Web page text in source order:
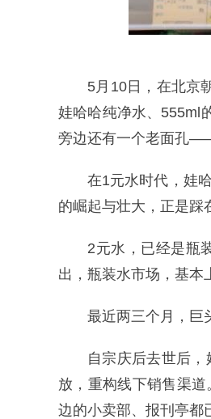
5月10日，在北京
娃哈哈纯净水、555ml
旁边还有一个老面孔
在1元水时代，娃
的崛起与壮大，正是踩
2元水，已经是瓶
出，瓶装水市场，基本
最近两三个月，巨
自宗庆后去世后
放，重构线下销售渠
边的小卖部、报刊亭都